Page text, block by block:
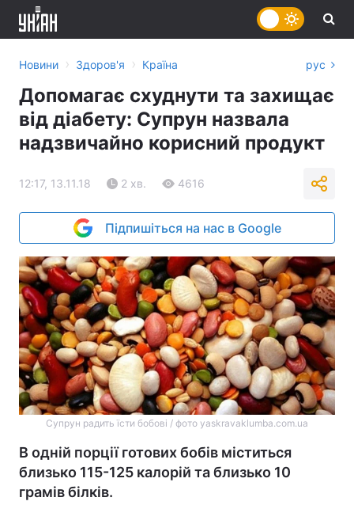
Новини › Здоров'я › Країна рус
Допомагає схуднути та захищає
від діабету: Супрун назвала
надзвичайно корисний продукт
12:17, 13.11.18 2 хв. 4616
Підпишіться на нас в Google
Супрун радить їсти бобові / фото yaskravaklumba.com.ua
В одній порції готових бобів міститься
близько 115-125 калорій та близько 10
грамів білків.